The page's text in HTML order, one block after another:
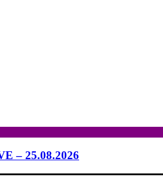
– 25.08.2026